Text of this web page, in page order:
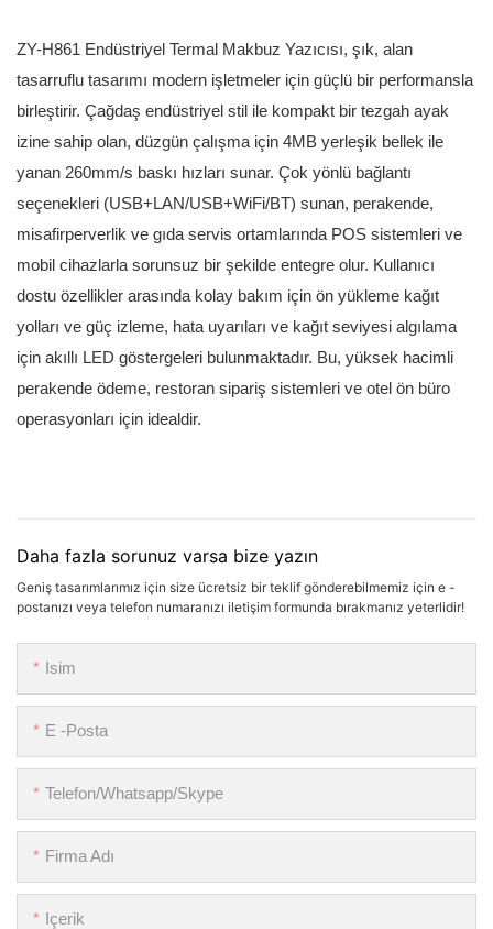
ZY-H861 Endüstriyel Termal Makbuz Yazıcısı, şık, alan
tasarruflu tasarımı modern işletmeler için güçlü bir performansla
birleştirir. Çağdaş endüstriyel stil ile kompakt bir tezgah ayak
izine sahip olan, düzgün çalışma için 4MB yerleşik bellek ile
yanan 260mm/s baskı hızları sunar. Çok yönlü bağlantı
seçenekleri (USB+LAN/USB+WiFi/BT) sunan, perakende,
misafirperverlik ve gıda servis ortamlarında POS sistemleri ve
mobil cihazlarla sorunsuz bir şekilde entegre olur. Kullanıcı
dostu özellikler arasında kolay bakım için ön yükleme kağıt
yolları ve güç izleme, hata uyarıları ve kağıt seviyesi algılama
için akıllı LED göstergeleri bulunmaktadır. Bu, yüksek hacimli
perakende ödeme, restoran sipariş sistemleri ve otel ön büro
operasyonları için idealdir.
Daha fazla sorunuz varsa bize yazın
Geniş tasarımlarımız için size ücretsiz bir teklif gönderebilmemiz için e -
postanızı veya telefon numaranızı iletişim formunda bırakmanız yeterlidir!
Isim
E -posta
Telefon/Whatsapp/Skype
Firma Adı
Içerik